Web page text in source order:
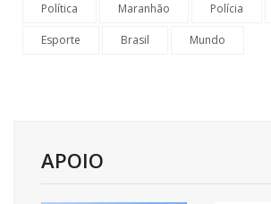
Política Maranhão Polícia
Esporte Brasil Mundo
APOIO